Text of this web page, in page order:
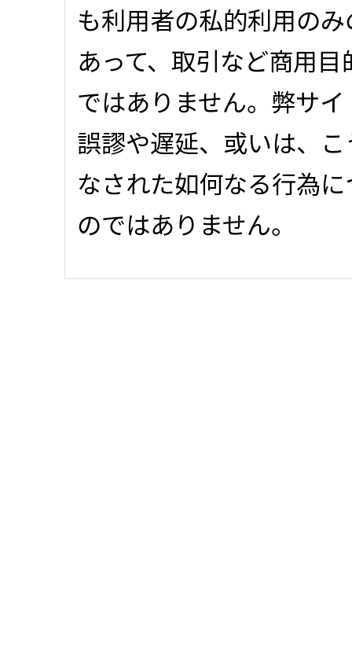
も利用者の私的利用の
あって、取引など商用
ではありません。弊サ
誤謬や遅延、或いは、
なされた如何なる行為
のではありません。